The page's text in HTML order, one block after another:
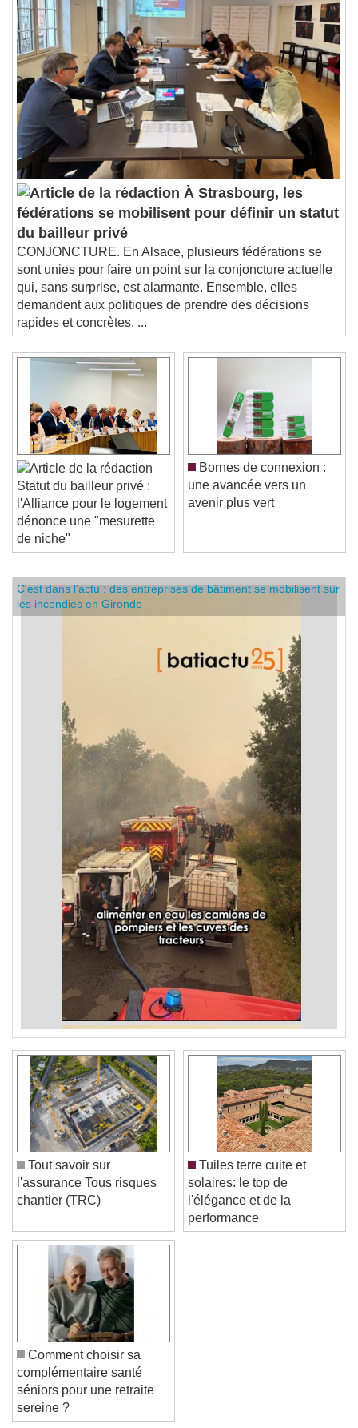
À Strasbourg, les
fédérations se mobilisent pour définir un statut
du bailleur privé
CONJONCTURE. En Alsace, plusieurs fédérations se
sont unies pour faire un point sur la conjoncture actuelle
qui, sans surprise, est alarmante. Ensemble, elles
demandent aux politiques de prendre des décisions
rapides et concrètes, ...
Statut du bailleur privé :
l'Alliance pour le logement
dénonce une "mesurette
de niche"
Bornes de connexion :
une avancée vers un
C'est dans l'actu : des entreprises de bâtiment se mobilisent sur
les incendies en Gironde
Tout savoir sur
l'assurance Tous risques
Tuiles terre cuite et
solaires: le top de
l'élégance et de la
performance
Comment choisir sa
complémentaire santé
séniors pour une retraite
sereine ?